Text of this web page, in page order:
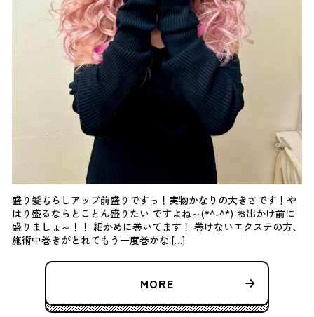
盛り髪ちらしアップ前盛りですっ！実物かなりの大きさです！や
はり盛るならとことん盛りたい ですよね～(*^-^*) お出かけ前に
盛りましょ～！！ 細かめに巻いてます！ 巻けないエクステの方、
施術中巻きがとれてもう一度巻かな […]
MORE